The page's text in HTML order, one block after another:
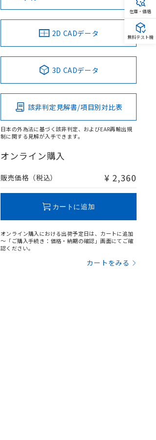
2D CADデータ
3D CADデータ
該非判定見解書/項目別対比表
日本の外為法に基づく該非判定、およびEAR再輸出規
制に関する見解が入手できます。
オンライン購入
販売価格（税込） ¥ 2,360
カートに追加
オンライン購入における出荷予定日は、カートに追加
～「ご購入手続き：価格・納期の確認」画面にてご確
認ください。
カートをみる
在庫・価格
無料テスト機